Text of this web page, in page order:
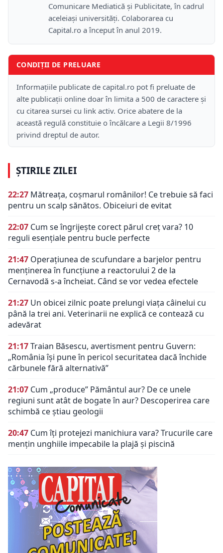
Comunicare Mediatică și Publicitate, în cadrul
aceleiași universități. Colaborarea cu
Capital.ro a început în anul 2019.
CONDIȚII DE PRELUARE
Informațiile publicate de capital.ro pot fi preluate de
alte publicații online doar în limita a 500 de caractere și
cu citarea sursei cu link activ. Orice abatere de la
această regulă constituie o încălcare a Legii 8/1996
privind dreptul de autor.
ȘTIRILE ZILEI
22:27 Mătreața, coșmarul românilor! Ce trebuie să faci
pentru un scalp sănătos. Obiceiuri de evitat
22:07 Cum se îngrijește corect părul creț vara? 10
reguli esențiale pentru bucle perfecte
21:47 Operațiunea de scufundare a barjelor pentru
menținerea în funcțiune a reactorului 2 de la
Cernavodă s-a încheiat. Când se vor vedea efectele
21:27 Un obicei zilnic poate prelungi viața câinelui cu
până la trei ani. Veterinarii ne explică ce contează cu
adevărat
21:17Traian Băsescu, avertisment pentru Guvern:
„România își pune în pericol securitatea dacă închide
cărbunele fără alternativă”
21:07 Cum „produce” Pământul aur? De ce unele
regiuni sunt atât de bogate în aur? Descoperirea care
schimbă ce știau geologii
20:47 Cum îți protejezi manichiura vara? Trucurile care
mențin unghiile impecabile la plajă și piscină